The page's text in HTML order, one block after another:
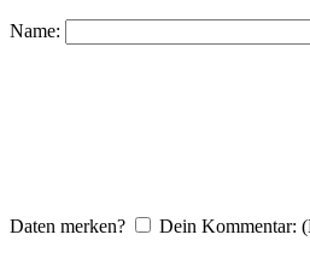
Name:
Daten merken? Dein Kommentar: